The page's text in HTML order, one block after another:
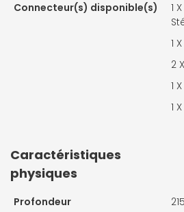
Connecteur(s) disponible(s) 1 X
1 X
2 X
1 X
1 X
Caractéristiques
physiques
Profondeur